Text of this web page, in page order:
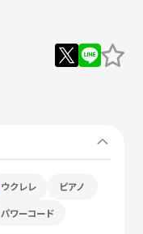
ウクレレ ピアノ
パワーコード